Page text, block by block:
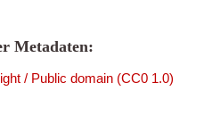
Metadaten:
/ Public domain (CC0 1.0)